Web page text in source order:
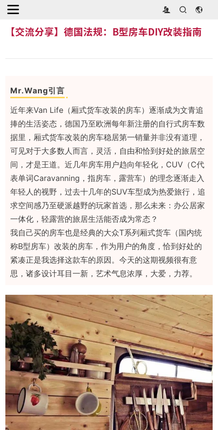
首页 【交流分享】德国法规：B型房车DIY改装指南
【交流分享】德国法规：B型房车DIY改装指南
Mr.Wang引言
近年来Van Life（厢式货车改装的房车）逐渐成为文青追
捧的生活姿态，德国乃至欧洲每年新注册的自行式房车数
据里，厢式货车改装的房车稳居第一销量并非没有道理，
可见对于大多数人而言，灵活，自由和恰到好处的旅居空
间，才是王道。近几年房车用户趋向年轻化，CUV（C代
表单词Caravanning，指房车，露营车）的理念逐渐走入
年轻人的视野，过去十几年的SUV车型成为热爱旅行，追
求空间感乃至硬派越野的玩家首选，那么未来：办公居家
一体化，轻露营的旅居生活能否成为常态？
我自己买的房车也是经典的大众T系列厢式货车（国内统
称B型房车）改装的房车，作为用户的角度，恰到好处的
紧凑正是我选择这款车的原因。今天的这期视频很有意
思，诸多设计耳目一新，艺术气息浓厚，大爱，力荐。